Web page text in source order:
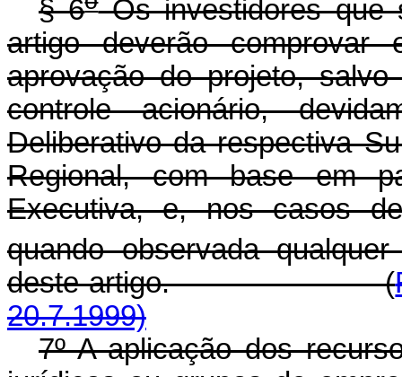
§ 6 Os investidores que
artigo deverão comprovar
aprovação do projeto,
controle acionário,
Deliberativo da respectiva
Regional, com base em
Executiva, e, nos casos
quando observada
deste artigo. (
20.7.1999)
7º A aplicação dos